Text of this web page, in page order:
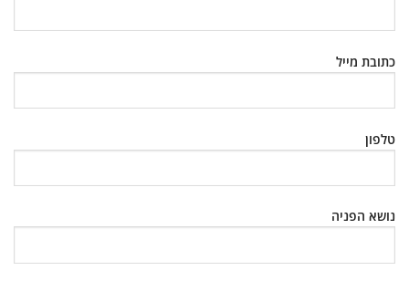
כתובת מייל
טלפון
נושא הפניה